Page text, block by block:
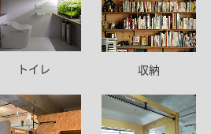
トイレ 収納